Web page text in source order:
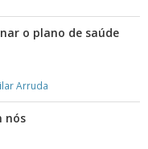
o plano de saúde
Arruda
nós